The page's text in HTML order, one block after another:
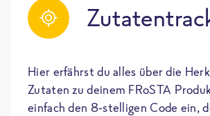
Hier erfährst du alles über die
Zutaten zu deinem FRoSTA
einfach den 8-stelligen Code ein,